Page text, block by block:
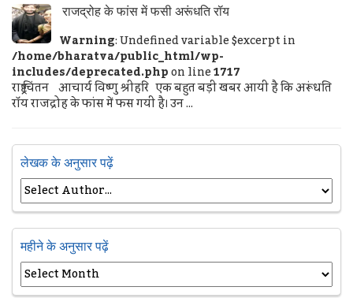
राजद्रोह के फांस में फसी अरूंधति रॉय
Warning: Undefined variable $excerpt in
/home/bharatva/public_html/wp-
includes/deprecated.phpon line1717
राष्ट्र चिंतन आचार्य विष्णु श्रीहरि एक बहुत बड़ी खबर आयी है कि अरूंधति
राॅय राजद्रोह के फांस में फस गयी है। उन ...
लेखक के अनुसार पढ़ें
महीने के अनुसार पढ़ें